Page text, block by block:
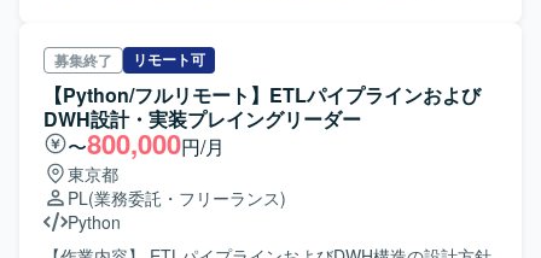
Javaおよびクラウド（AWSまたはAzure）を用いた開発に
おいて、環境構築から試験環境の整備までをリードしてい
ただきます。 【求める人物像】 チームメンバーと円滑にコ
ミュニケーションを取りながら、主体的に課題解決に取り
組んでいただける方を求めております。また、レビューや
指導を通じてメンバーのスキル向上に貢献していただける
方が望ましいです。 【ポジションの魅力】 少人数チームの
リーダーとして、上流工程から開発全般まで一貫して関わ
ることができるため、マネジメントスキルと技術スキルの
募集終了 リモート可
【Python/フルリモート】ETLパイプラインおよび
DWH設計・実装プレイングリーダー
〜800,000円/月
東京都
PL(業務委託・フリーランス)
Python